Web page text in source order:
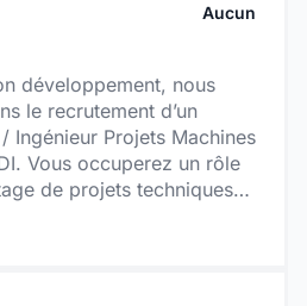
Aucun
développement, nous
le recrutement d’un
Ingénieur Projets Machines
Vous occuperez un rôle
de projets techniques